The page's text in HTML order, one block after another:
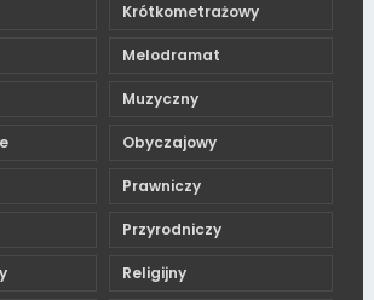
Krótkometrażowy
Melodramat
Muzyczny
Obyczajowy
Prawniczy
Przyrodniczy
Religijny